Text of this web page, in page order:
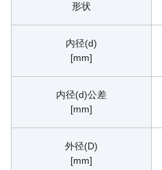
形状
内径(d)
[mm]
内径(d)公差
[mm]
外径(D)
[mm]